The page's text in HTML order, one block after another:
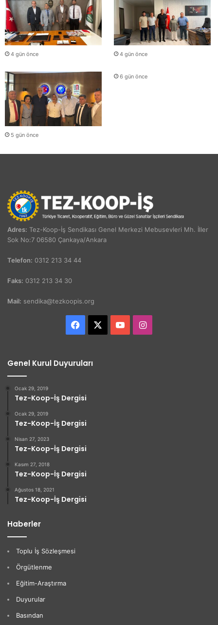
4 gün önce 4 gün önce
5 gün önce
6 gün önce
Adres: Tez-Koop-İş Sendikası Genel Merkezi Mebusevleri Mh. İller
Sok No:7 06580 Çankaya/Ankara
Telefon: 0312 213 34 44
Faks: 0312 213 34 30
Mail: sendika@tezkoopis.org
Facebook YouTubeInstagram
Genel Kurul Duyuruları
Ocak 29, 2019
Tez-Koop-İş Dergisi
Ocak 29, 2019
Tez-Koop-İş Dergisi
Nisan 27, 2023
Tez-Koop-İş Dergisi
Kasım 27, 2018
Tez-Koop-İş Dergisi
Ağustos 18, 2021
Tez-Koop-İş Dergisi
Haberler
Toplu İş Sözleşmesi
Örgütlenme
Eğitim-Araştırma
Duyurular
Basından